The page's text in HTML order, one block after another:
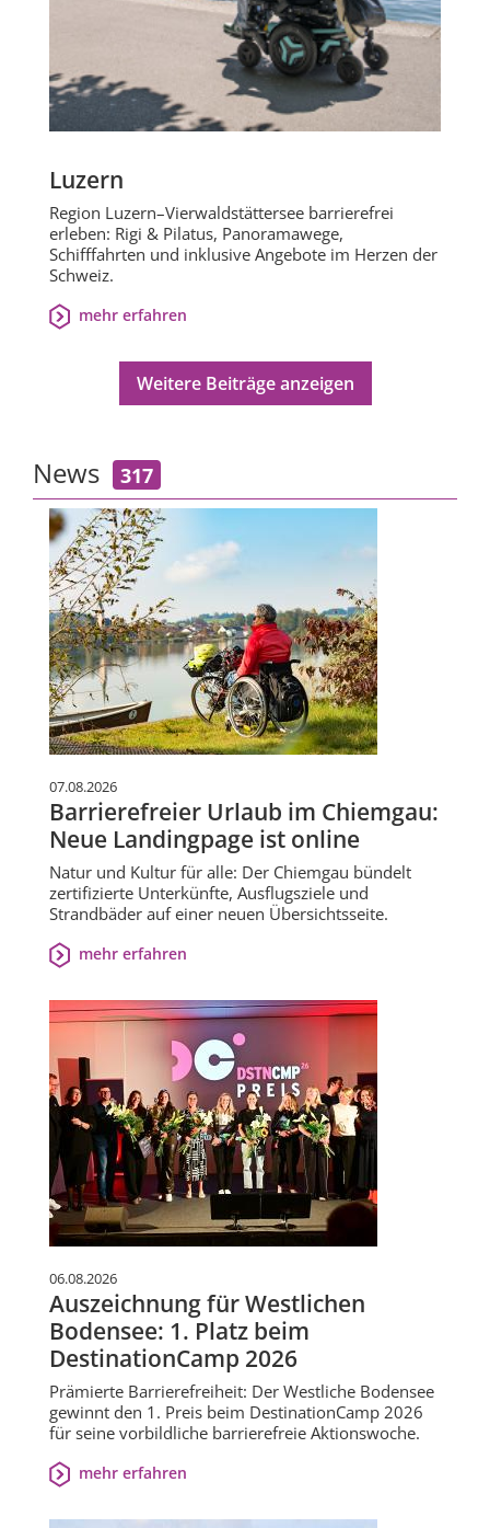
Luzern
Region Luzern–Vierwaldstättersee barrierefrei
erleben: Rigi & Pilatus, Panoramawege,
Schifffahrten und inklusive Angebote im Herzen der
Schweiz.
mehr erfahren
Weitere Beiträge anzeigen
News 317
07.08.2026
Barrierefreier Urlaub im Chiemgau:
Neue Landingpage ist online
Natur und Kultur für alle: Der Chiemgau bündelt
zertifizierte Unterkünfte, Ausflugsziele und
Strandbäder auf einer neuen Übersichtsseite.
mehr erfahren
06.08.2026
Auszeichnung für Westlichen
Bodensee: 1. Platz beim
DestinationCamp 2026
Prämierte Barrierefreiheit: Der Westliche Bodensee
gewinnt den 1. Preis beim DestinationCamp 2026
für seine vorbildliche barrierefreie Aktionswoche.
mehr erfahren